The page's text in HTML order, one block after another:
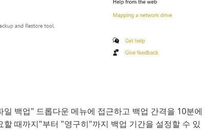
백업" 드롭다운 메뉴에 접근하고 백업 간격을 10분에
때까지"부터 "영구히"까지 백업 기간을 설정할 수 있